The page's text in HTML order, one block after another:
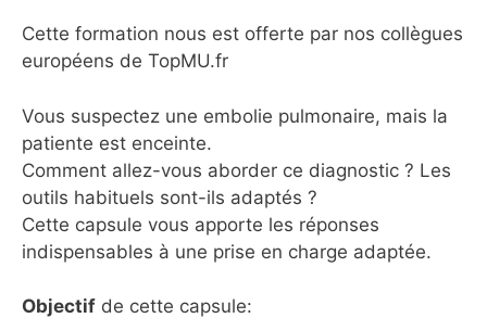
Cette formation nous est offerte par nos collègues
européens de TopMU.fr
Vous suspectez une embolie pulmonaire, mais la
patiente est enceinte.
Comment allez-vous aborder ce diagnostic ? Les
outils habituels sont-ils adaptés ?
Cette capsule vous apporte les réponses
indispensables à une prise en charge adaptée.
Objectif de cette capsule: